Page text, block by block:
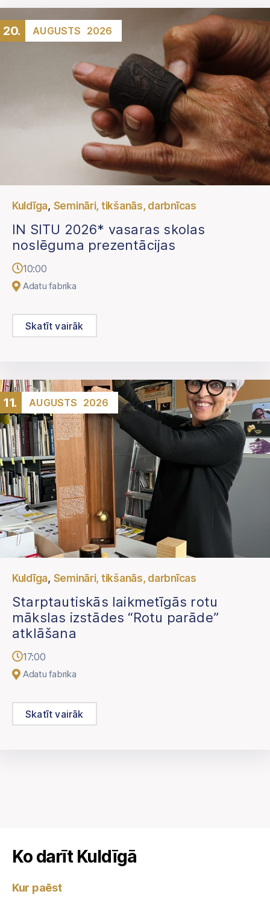
20. AUGUSTS 2026
Kuldīga, Semināri, tikšanās, darbnīcas
IN SITU 2026* vasaras skolas
noslēguma prezentācijas
10:00
Adatu fabrika
Skatīt vairāk
11. AUGUSTS 2026
Kuldīga, Semināri, tikšanās, darbnīcas
Starptautiskās laikmetīgās rotu
mākslas izstādes “Rotu parāde”
atklāšana
17:00
Adatu fabrika
Skatīt vairāk
Ko darīt Kuldīgā
Kur paēst